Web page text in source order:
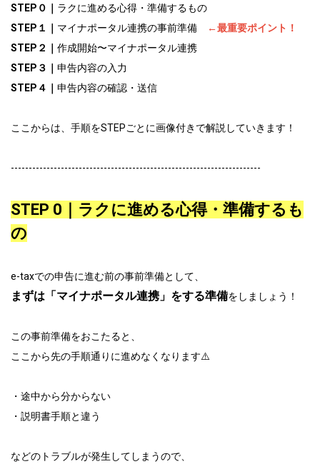
STEP０｜ ラクに進める心得・準備するもの
STEP１｜ マイナポータル連携の事前準備 ←最重要ポイント！
STEP２｜ 作成開始〜マイナポータル連携
STEP３｜ 申告内容の入力
STEP４｜ 申告内容の確認・送信
ここからは、手順をSTEPごとに画像付きで解説していきます！
----------------------------------------------------------------------
STEP 0｜ラクに進める心得・準備するも
の
e-taxでの申告に進む前の事前準備として、
まずは「マイナポータル連携」をする準備をしましょう！
この事前準備をおこたると、
ここから先の手順通りに進めなくなります⚠️
・途中から分からない
・説明書手順と違う
などのトラブルが発生してしまうので、